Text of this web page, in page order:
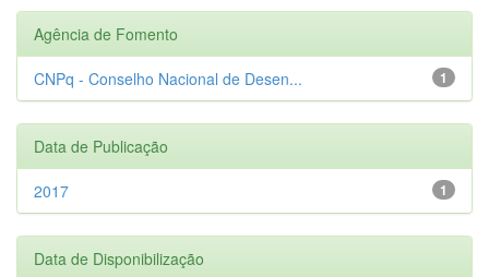
Agência de Fomento
1
CNPq - Conselho Nacional de Desen...
Data de Publicação
1
2017
Data de Disponibilização